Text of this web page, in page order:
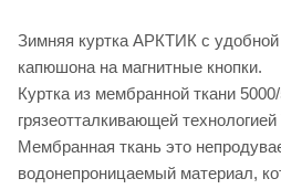
Зимняя куртка АРКТИК с удобной
капюшона на магнитные кнопки.
Куртка из мембранной ткани
грязеотталкивающей
Мембранная ткань это
водонепроницаемый материал,